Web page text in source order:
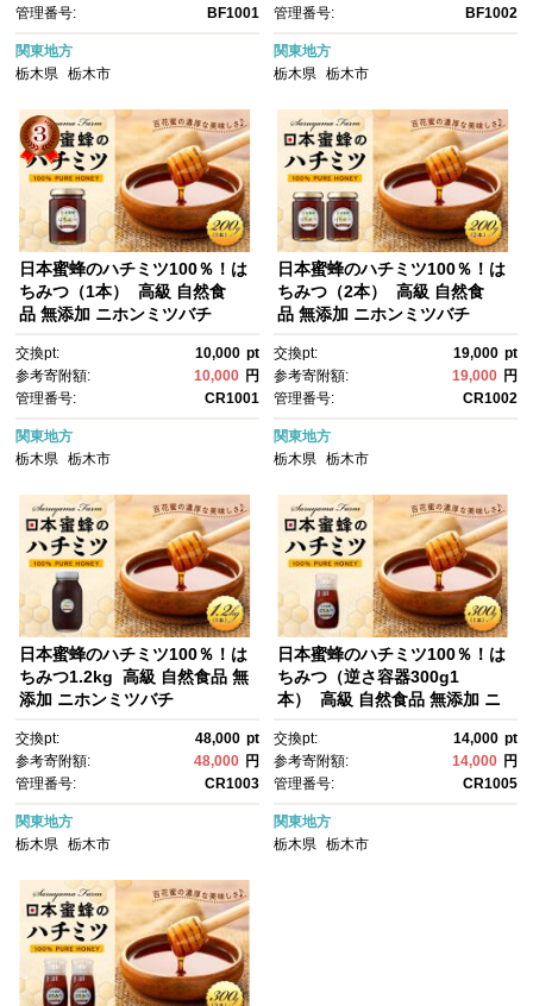
管理番号:
BF1001
関東地方
栃木県
栃木市
管理番号:
BF1002
関東地方
栃木県 栃木市
日本蜜蜂のハチミツ100％！は
ちみつ（1本） 高級 自然食
品 無添加 ニホンミツバチ
交換pt: 10,000 pt
参考寄附額:
10,000 円
管理番号:
CR1001
関東地方
栃木県
栃木市
日本蜜蜂のハチミツ100％！は
ちみつ（2本） 高級 自然食
品 無添加 ニホンミツバチ
交換pt: 19,000 pt
参考寄附額:
19,000 円
管理番号:
CR1002
関東地方
栃木県 栃木市
日本蜜蜂のハチミツ100％！は
ちみつ1.2kg 高級 自然食品 無
添加 ニホンミツバチ
交換pt: 48,000 pt
参考寄附額:
48,000 円
管理番号:
CR1003
関東地方
栃木県
栃木市
日本蜜蜂のハチミツ100％！は
ちみつ（逆さ容器300g1
本） 高級 自然食品 無添加 ニ
交換pt: 14,000 pt
参考寄附額:
14,000 円
管理番号:
CR1005
関東地方
栃木県 栃木市